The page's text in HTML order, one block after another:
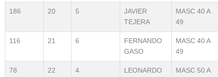
186 20 5
JAVIER
TEJERA
MASC 40 A
49
116 21 6
FERNANDO
GASO
MASC 40 A
49
78 22 4
LEONARDO
MASC 50 A